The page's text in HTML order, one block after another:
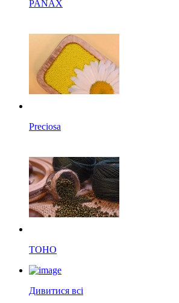
PANAX
Preciosa
TOHO
Дивитися всі